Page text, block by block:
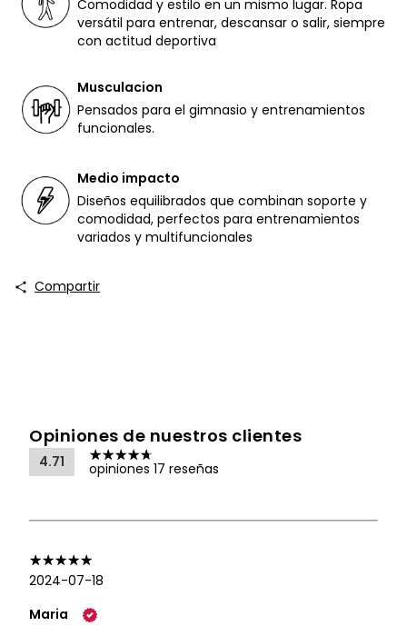
Comodidad y estilo en un mismo lugar. Ropa
versátil para entrenar, descansar o salir, siempre
con actitud deportiva
Musculacion
Pensados para el gimnasio y entrenamientos
funcionales.
Medio impacto
Diseños equilibrados que combinan soporte y
comodidad, perfectos para entrenamientos
variados y multifuncionales
Compartir
Opiniones de nuestros clientes
4.71 opiniones 17 reseñas
2024-07-18
Maria